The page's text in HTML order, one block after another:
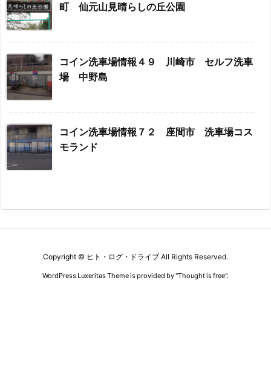
町 仙元山見晴らしの丘公園
コイン洗車場情報４９ 川崎市 セルフ洗車
場 中野島
コイン洗車場情報７２ 座間市 洗車場コス
モランド
Copyright © ヒト・ログ・ドライブ All Rights Reserved.
WordPress Luxeritas Theme is provided by "Thought is free".